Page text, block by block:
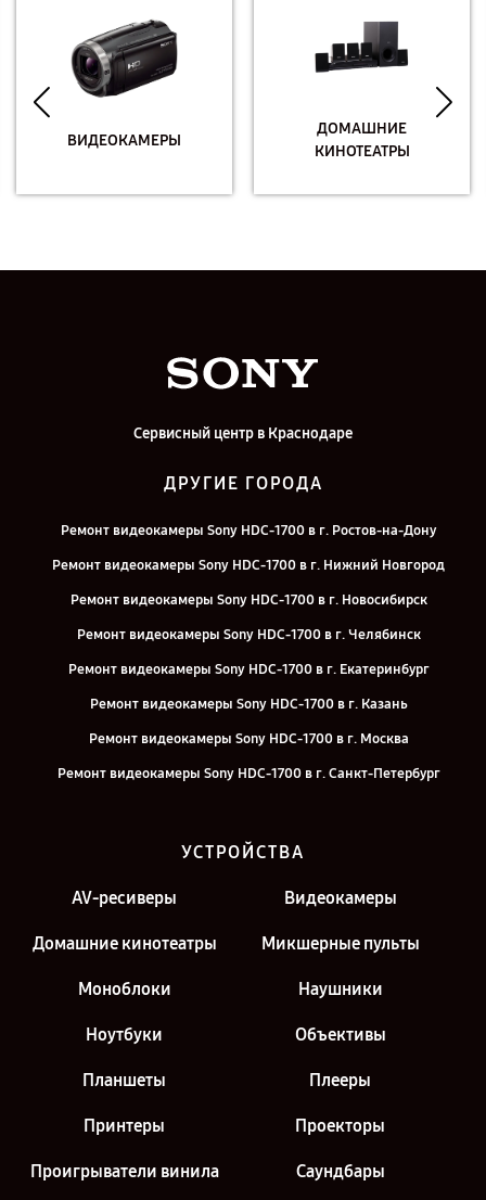
ВИДЕОКАМЕРЫ
ДОМАШНИЕ
КИНОТЕАТРЫ
Сервисный центр в Краснодаре
ДРУГИЕ ГОРОДА
Ремонт видеокамеры Sony HDC-1700 в г. Ростов-на-Дону
Ремонт видеокамеры Sony HDC-1700 в г. Нижний Новгород
Ремонт видеокамеры Sony HDC-1700 в г. Новосибирск
Ремонт видеокамеры Sony HDC-1700 в г. Челябинск
Ремонт видеокамеры Sony HDC-1700 в г. Екатеринбург
Ремонт видеокамеры Sony HDC-1700 в г. Казань
Ремонт видеокамеры Sony HDC-1700 в г. Москва
Ремонт видеокамеры Sony HDC-1700 в г. Санкт-Петербург
УСТРОЙСТВА
AV-ресиверы Видеокамеры
Домашние кинотеатры Микшерные пульты
Моноблоки Наушники
Ноутбуки Объективы
Планшеты Плееры
Принтеры Проекторы
Проигрыватели винила Саундбары